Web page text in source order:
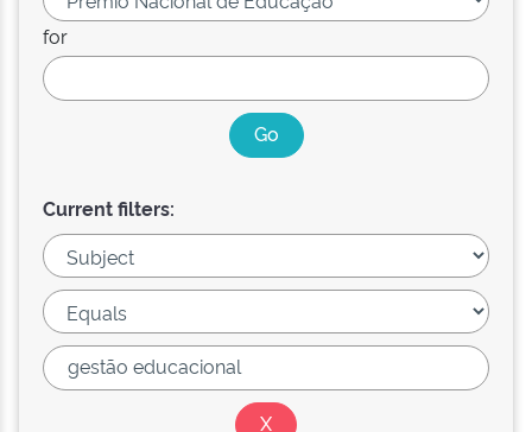
for
Current filters: